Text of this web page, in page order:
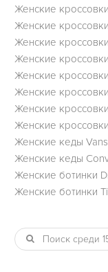
Женские
Женские
Женские
Женские
Женские
Женские
Женские
Женские
Женские кеды Vans
Женские кеды
Женские ботинки
Женские ботинки